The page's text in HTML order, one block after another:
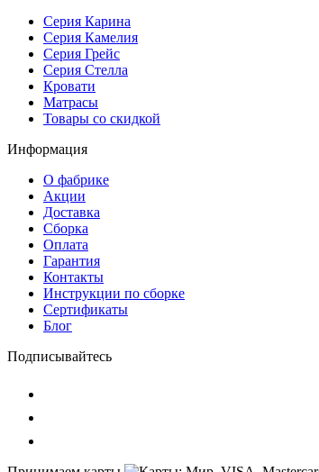
Серия Карина
Серия Камелия
Серия Грейс
Серия Стелла
Кровати
Матрасы
Товары со скидкой
Информация
О фабрике
Акции
Доставка
Сборка
Оплата
Гарантия
Контакты
Инструкции по сборке
Сертификаты
Блог
Подписывайтесь